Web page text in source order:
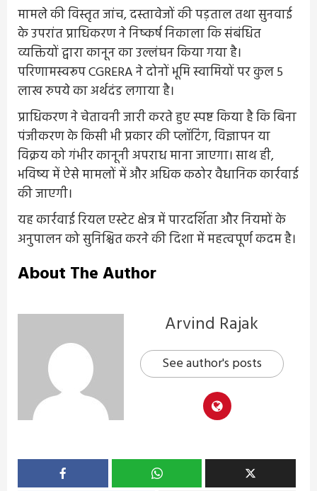
मामले की विस्तृत जांच, दस्तावेजों की पड़ताल तथा सुनवाई
के उपरांत प्राधिकरण ने निष्कर्ष निकाला कि संबंधित
व्यक्तियों द्वारा कानून का उल्लंघन किया गया है।
परिणामस्वरूप CGRERA ने दोनों भूमि स्वामियों पर कुल 5
लाख रुपये का अर्थदंड लगाया है।
प्राधिकरण ने चेतावनी जारी करते हुए स्पष्ट किया है कि बिना
पंजीकरण के किसी भी प्रकार की प्लॉटिंग, विज्ञापन या
विक्रय को गंभीर कानूनी अपराध माना जाएगा। साथ ही,
भविष्य में ऐसे मामलों में और अधिक कठोर वैधानिक कार्रवाई
की जाएगी।
यह कार्रवाई रियल एस्टेट क्षेत्र में पारदर्शिता और नियमों के
अनुपालन को सुनिश्चित करने की दिशा में महत्वपूर्ण कदम है।
About The Author
Arvind Rajak
See author's posts